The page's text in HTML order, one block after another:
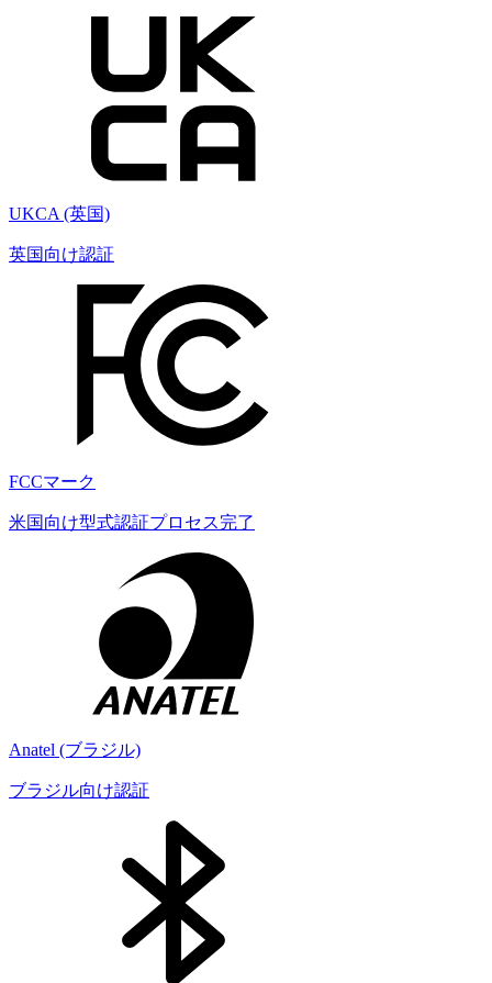
UKCA (英国)
英国向け認証
FCCマーク
米国向け型式認証プロセス完了
Anatel (ブラジル)
ブラジル向け認証